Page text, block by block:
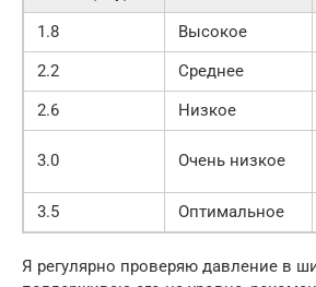
1.8 Высокое
2.2
Среднее
2.6
Низкое
3.0 Очень низкое
3.5
Оптимальное
Я регулярно проверяю давление в